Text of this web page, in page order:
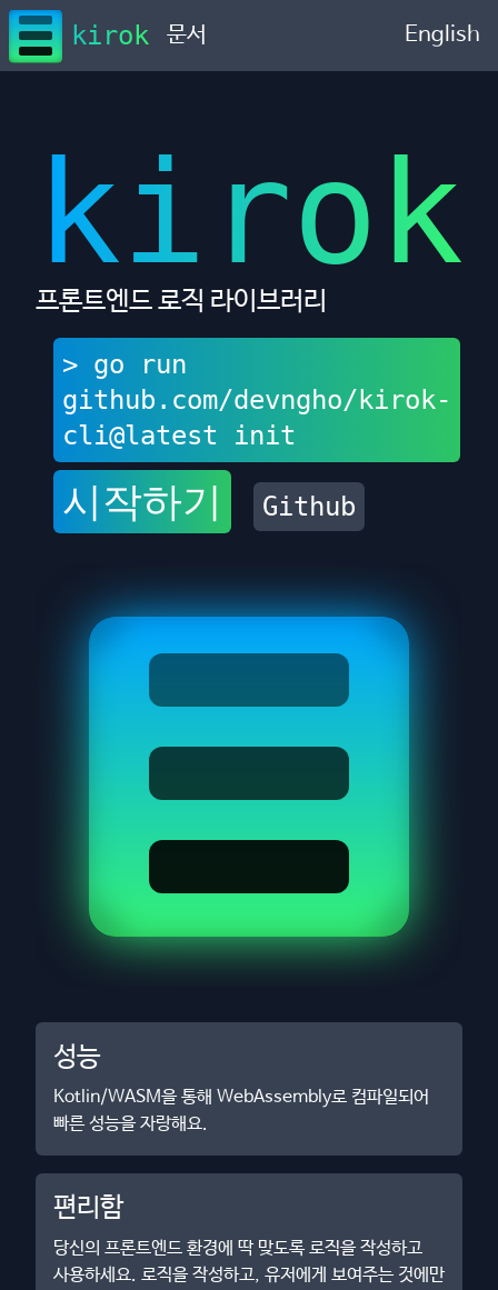
kirok 문서 English
kirok
프론트엔드 로직 라이브러리
> go run
github.com/devngho/kirok-
cli@latest init
시작하기 Github
성능
Kotlin/WASM을 통해 WebAssembly로 컴파일되어
빠른 성능을 자랑해요.
편리함
당신의 프론트엔드 환경에 딱 맞도록 로직을 작성하고
사용하세요. 로직을 작성하고, 유저에게 보여주는 것에만